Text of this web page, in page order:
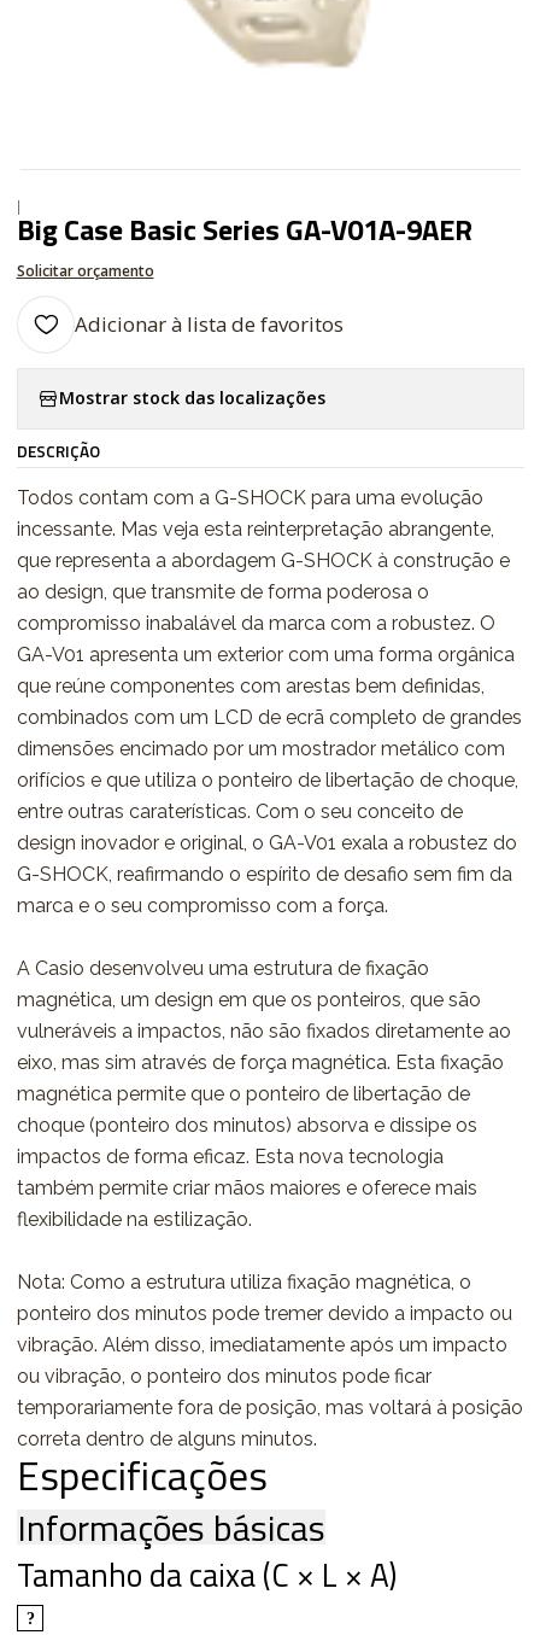
|
Big Case Basic Series GA-V01A-9AER
Solicitar orçamento
Adicionar à lista de favoritos
Mostrar stock das localizações
DESCRIÇÃO
Todos contam com a G-SHOCK para uma evolução
incessante. Mas veja esta reinterpretação abrangente,
que representa a abordagem G-SHOCK à construção e
ao design, que transmite de forma poderosa o
compromisso inabalável da marca com a robustez. O
GA-V01 apresenta um exterior com uma forma orgânica
que reúne componentes com arestas bem definidas,
combinados com um LCD de ecrã completo de grandes
dimensões encimado por um mostrador metálico com
orifícios e que utiliza o ponteiro de libertação de choque,
entre outras caraterísticas. Com o seu conceito de
design inovador e original, o GA-V01 exala a robustez do
G-SHOCK, reafirmando o espírito de desafio sem fim da
marca e o seu compromisso com a força.
A Casio desenvolveu uma estrutura de fixação
magnética, um design em que os ponteiros, que são
vulneráveis a impactos, não são fixados diretamente ao
eixo, mas sim através de força magnética. Esta fixação
magnética permite que o ponteiro de libertação de
choque (ponteiro dos minutos) absorva e dissipe os
impactos de forma eficaz. Esta nova tecnologia
também permite criar mãos maiores e oferece mais
flexibilidade na estilização.
Nota: Como a estrutura utiliza fixação magnética, o
ponteiro dos minutos pode tremer devido a impacto ou
vibração. Além disso, imediatamente após um impacto
ou vibração, o ponteiro dos minutos pode ficar
temporariamente fora de posição, mas voltará à posição
correta dentro de alguns minutos.
Especificações
Informações básicas
Tamanho da caixa (C × L × A)